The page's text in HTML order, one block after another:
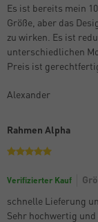
Es ist bereits mein
Größe, aber das
zu wirken. Es ist
unterschiedlichen
Preis ist
Alexander
Rahmen Alpha
Verifizierter Kauf
schnelle Lieferung
Sehr hochwertig